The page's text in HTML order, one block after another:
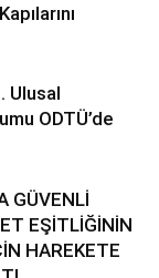
Ulusal
ODTÜ’de
GÜVENLİ
EŞİTLİĞİNİN
HAREKETE